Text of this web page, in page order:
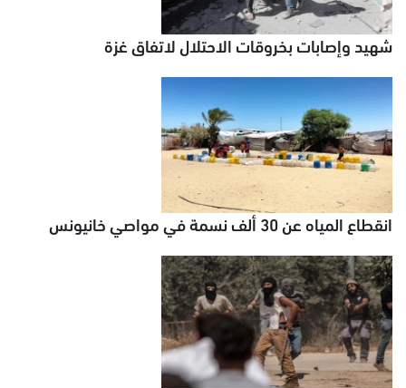
شهيد وإصابات بخروقات الاحتلال لاتفاق غزة
انقطاع المياه عن 30 ألف نسمة في مواصي خانيونس